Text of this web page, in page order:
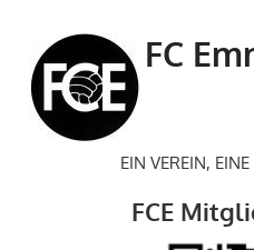
springen
FC
EIN VEREIN,
FCE